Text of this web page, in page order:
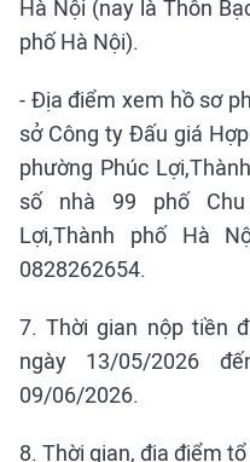
Hà Nội (nay là Thôn
phố Hà Nội).
- Địa điểm xem hồ sơ
sở Công ty Đấu giá
phường Phúc
số nhà 99 phố
Lợi,Thành phố Hà
0828262654.
7. Thời gian nộp tiền
ngày 13/05/2026
09/06/2026.
8. Thời gian, địa điểm